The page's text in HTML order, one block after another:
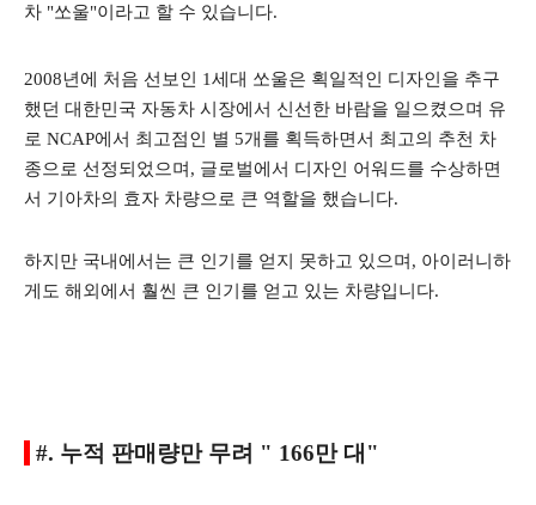
차 "쏘울"이라고 할 수 있습니다.
2008년에 처음 선보인 1세대 쏘울은 획일적인 디자인을 추구
했던 대한민국 자동차 시장에서 신선한 바람을 일으켰으며 유
로 NCAP에서 최고점인 별 5개를 획득하면서 최고의 추천 차
종으로 선정되었으며, 글로벌에서 디자인 어워드를 수상하면
서 기아차의 효자 차량으로 큰 역할을 했습니다.
하지만 국내에서는 큰 인기를 얻지 못하고 있으며, 아이러니하
게도 해외에서 훨씬 큰 인기를 얻고 있는 차량입니다.
#. 누적 판매량만 무려 " 166만 대"